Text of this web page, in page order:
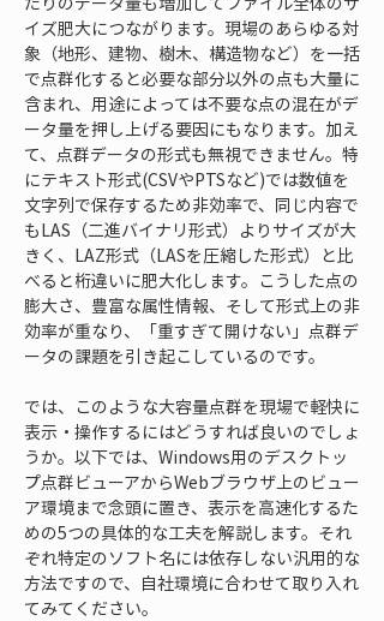
イズ肥大につながります。現場のあらゆる対
象（地形、建物、樹木、構造物など）を一括
で点群化すると必要な部分以外の点も大量に
含まれ、用途によっては不要な点の混在がデ
ータ量を押し上げる要因にもなります。加え
て、点群データの形式も無視できません。特
にテキスト形式(CSVやPTSなど)では数値を
文字列で保存するため非効率で、同じ内容で
もLAS（二進バイナリ形式）よりサイズが大
きく、LAZ形式（LASを圧縮した形式）と比
べると桁違いに肥大化します。こうした点の
膨大さ、豊富な属性情報、そして形式上の非
効率が重なり、「重すぎて開けない」点群デ
ータの課題を引き起こしているのです。
では、このような大容量点群を現場で軽快に
表示・操作するにはどうすれば良いのでしょ
うか。以下では、Windows用のデスクトッ
プ点群ビューアからWebブラウザ上のビュー
ア環境まで念頭に置き、表示を高速化するた
めの5つの具体的な工夫を解説します。それ
ぞれ特定のソフト名には依存しない汎用的な
方法ですので、自社環境に合わせて取り入れ
てみてください。